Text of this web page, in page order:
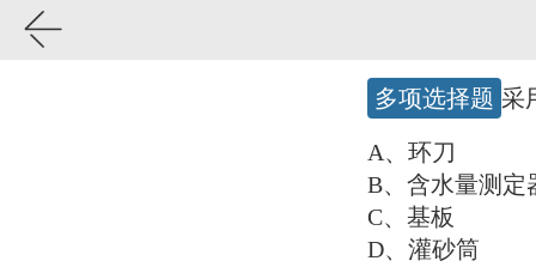
多项选择题 采
A、环刀
B、含水量测定
C、基板
D、灌砂筒